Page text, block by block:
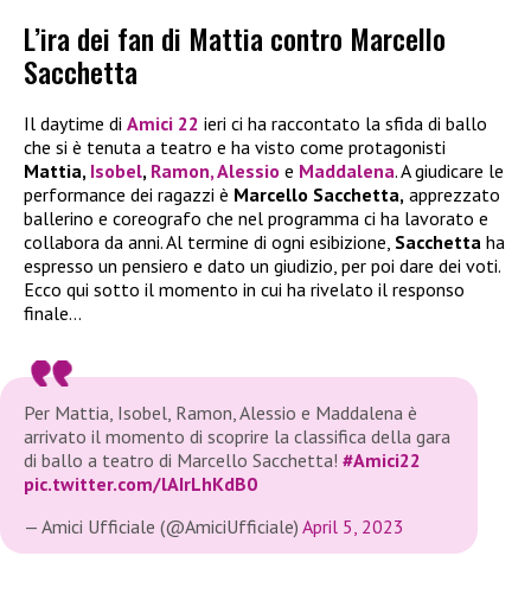
L’ira dei fan di Mattia contro Marcello
Sacchetta
Il daytime di Amici 22 ieri ci ha raccontato la sfida di ballo
che si è tenuta a teatro e ha visto come protagonisti
Mattia, Isobel, Ramon,Alessio e Maddalena. A giudicare le
performance dei ragazzi è Marcello Sacchetta, apprezzato
ballerino e coreografo che nel programma ci ha lavorato e
collabora da anni. Al termine di ogni esibizione, Sacchetta ha
espresso un pensiero e dato un giudizio, per poi dare dei voti.
Ecco qui sotto il momento in cui ha rivelato il responso
finale…
Per Mattia, Isobel, Ramon, Alessio e Maddalena è
arrivato il momento di scoprire la classifica della gara
di ballo a teatro di Marcello Sacchetta! #Amici22
pic.twitter.com/lAIrLhKdB0
— Amici Ufficiale (@AmiciUfficiale) April 5, 2023